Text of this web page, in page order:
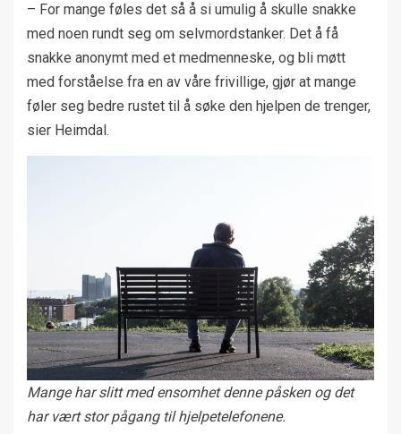
– For mange føles det så å si umulig å skulle snakke
med noen rundt seg om selvmordstanker. Det å få
snakke anonymt med et medmenneske, og bli møtt
med forståelse fra en av våre frivillige, gjør at mange
føler seg bedre rustet til å søke den hjelpen de trenger,
sier Heimdal.
Mange har slitt med ensomhet denne påsken og det
har vært stor pågang til hjelpetelefonene.